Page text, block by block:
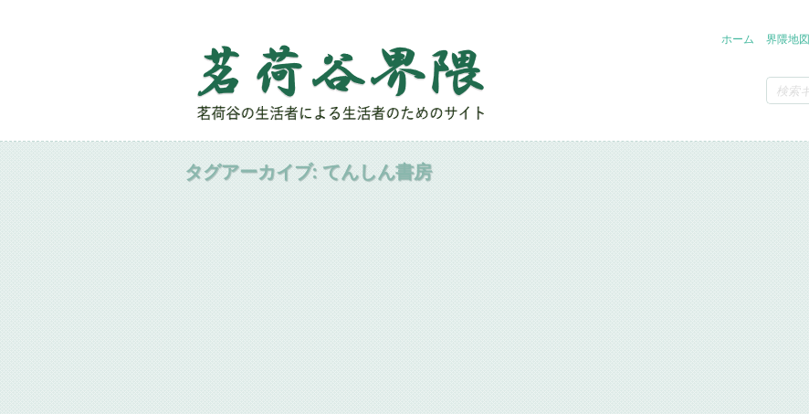
ホーム 界隈地図
タグアーカイブ: てんしん書房